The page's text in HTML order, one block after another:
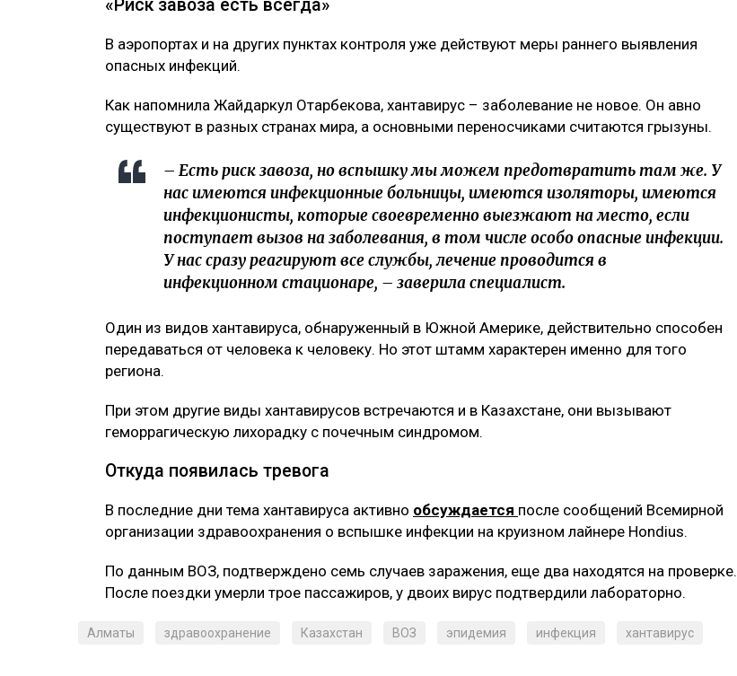
«Риск завоза есть всегда»
В аэропортах и на других пунктах контроля уже действуют меры раннего выявления
опасных инфекций.
Как напомнила Жайдаркул Отарбекова, хантавирус – заболевание не новое. Он авно
существуют в разных странах мира, а основными переносчиками считаются грызуны.
– Есть риск завоза, но вспышку мы можем предотвратить там же. У
нас имеются инфекционные больницы, имеются изоляторы, имеются
инфекционисты, которые своевременно выезжают на место, если
поступает вызов на заболевания, в том числе особо опасные инфекции.
У нас сразу реагируют все службы, лечение проводится в
инфекционном стационаре, – заверила специалист.
Один из видов хантавируса, обнаруженный в Южной Америке, действительно способен
передаваться от человека к человеку. Но этот штамм характерен именно для того
региона.
При этом другие виды хантавирусов встречаются и в Казахстане, они вызывают
геморрагическую лихорадку с почечным синдромом.
Откуда появилась тревога
В последние дни тема хантавируса активно обсуждается после сообщений Всемирной
организации здравоохранения о вспышке инфекции на круизном лайнере Hondius.
По данным ВОЗ, подтверждено семь случаев заражения, еще два находятся на проверке.
После поездки умерли трое пассажиров, у двоих вирус подтвердили лабораторно.
Алматы здравоохранение Казахстан ВОЗ эпидемия инфекция хантавирус